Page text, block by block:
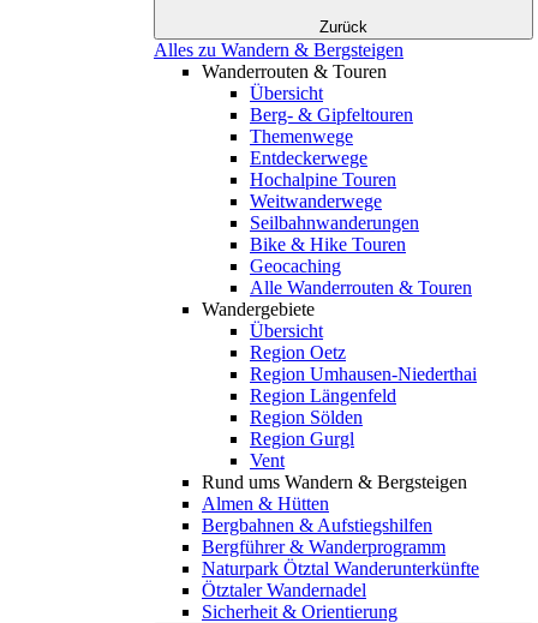
Zurück
Alles zu Wandern & Bergsteigen
Wanderrouten & Touren
Übersicht
Berg- & Gipfeltouren
Themenwege
Entdeckerwege
Hochalpine Touren
Weitwanderwege
Seilbahnwanderungen
Bike & Hike Touren
Geocaching
Alle Wanderrouten & Touren
Wandergebiete
Übersicht
Region Oetz
Region Umhausen-Niederthai
Region Längenfeld
Region Sölden
Region Gurgl
Vent
Rund ums Wandern & Bergsteigen
Almen & Hütten
Bergbahnen & Aufstiegshilfen
Bergführer & Wanderprogramm
Naturpark Ötztal Wanderunterkünfte
Ötztaler Wandernadel
Sicherheit & Orientierung